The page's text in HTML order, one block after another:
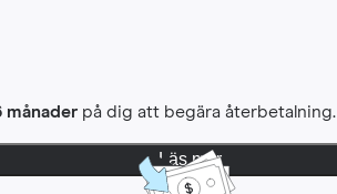
månader på dig att begära återbetalning.
Läs mer